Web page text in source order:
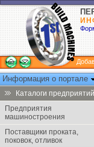
Информация о портале
Каталоги предприятий
Предприятия
машиностроения
Поставщики проката,
поковок, отливок